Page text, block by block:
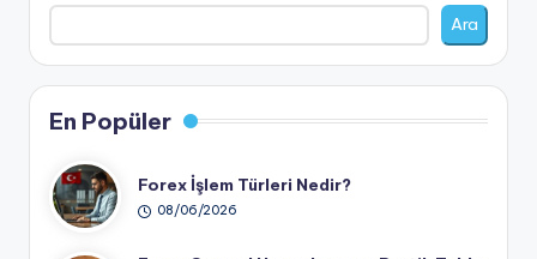
Ara
En Popüler
Forex İşlem Türleri Nedir?
08/06/2026